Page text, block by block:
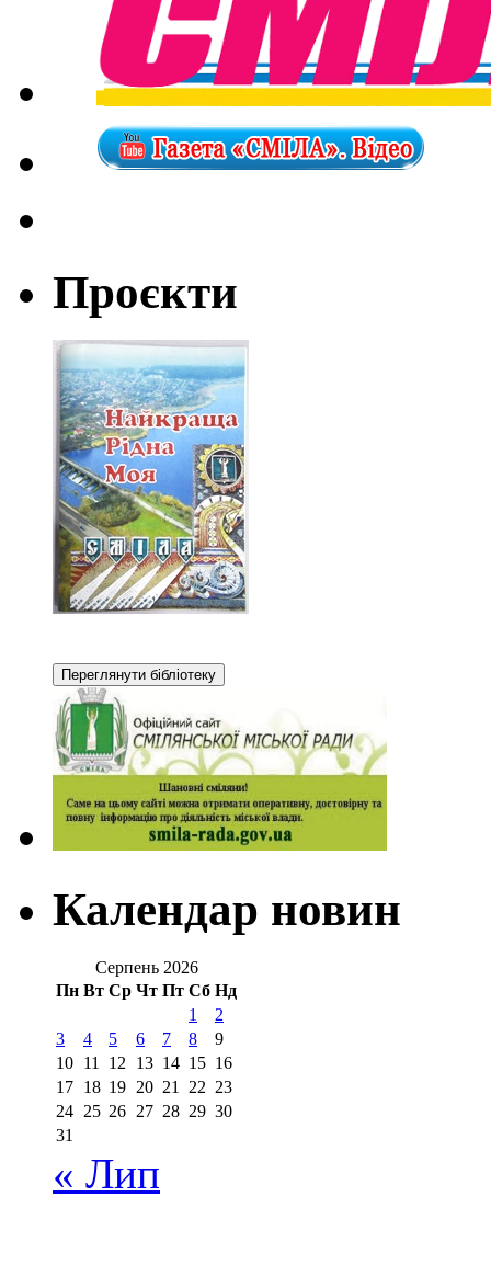
Проєкти
Календар новин
Серпень 2026
Пн Вт Ср Чт Пт Сб Нд
1
2
3
4 5 6 7 8
9
10 11 12 13 14 15 16
17 18 19 20 21 22 23
24 25 26 27 28 29 30
31
« Лип